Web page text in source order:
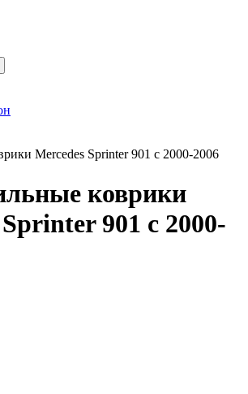
Mercedes Sprinter 901 с 2000-2006
коврики
901 с 2000-